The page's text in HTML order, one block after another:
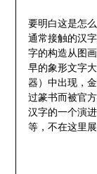
要明白这是怎
通常接触的汉
字的构造从图
早的象形文字
器）中出现，
过篆书而被官
汉字的一个演
等，不在这里展